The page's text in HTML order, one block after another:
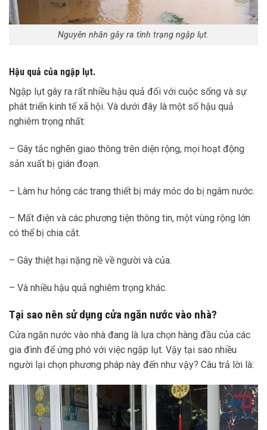
Nguyên nhân gây ra tình trạng ngập lụt.
Hậu quả của ngập lụt.
Ngập lụt gây ra rất nhiều hậu quả đối với cuộc sống và sự
phát triển kinh tế xã hội. Và dưới đây là một số hậu quả
nghiêm trọng nhất:
– Gây tắc nghẽn giao thông trên diện rộng, mọi hoạt động
sản xuất bị gián đoạn.
– Làm hư hỏng các trang thiết bị máy móc do bị ngâm nước.
– Mất điện và các phương tiện thông tin, một vùng rộng lớn
có thể bị chia cắt.
– Gây thiệt hại nặng nề về người và của.
– Và nhiều hậu quả nghiêm trọng khác.
Tại sao nên sử dụng cửa ngăn nước vào nhà?
Cửa ngăn nước vào nhà đang là lựa chọn hàng đầu của các
gia đình để ứng phó với việc ngập lụt. Vậy tại sao nhiều
người lại chọn phương pháp này đến như vậy? Câu trả lời là: